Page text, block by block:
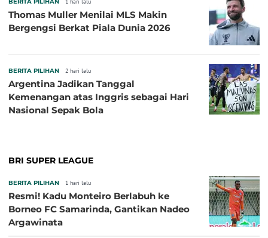
BERITA PILIHAN 1 hari lalu
Thomas Muller Menilai MLS Makin
Bergengsi Berkat Piala Dunia 2026
BERITA PILIHAN 2 hari lalu
Argentina Jadikan Tanggal
Kemenangan atas Inggris sebagai Hari
Nasional Sepak Bola
BRI SUPER LEAGUE
BERITA PILIHAN 1 hari lalu
Resmi! Kadu Monteiro Berlabuh ke
Borneo FC Samarinda, Gantikan Nadeo
Argawinata